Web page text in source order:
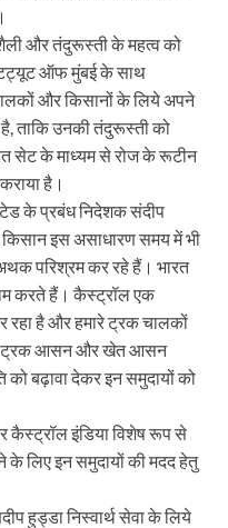
और तंदुरूस्ती के महत्व को
ऑफ मुंबई के साथ
और किसानों के लिये अपने
ताकि उनकी तंदुरूस्ती को
सेट के माध्यम से रोज के रूटीन
है।
के प्रबंध निदेशक संदीप
इस असाधारण समय में भी
परिश्रम कर रहे हैं। भारत
करते हैं। कैस्ट्रॉल एक
रहा है और हमारे ट्रक चालकों
ट्रक आसन और खेत आसन
बढ़ावा देकर इन समुदायों को
कैस्ट्रॉल इंडिया विशेष रूप से
के लिए इन समुदायों की मदद हेतु
हुड्डा निस्वार्थ सेवा के लिये